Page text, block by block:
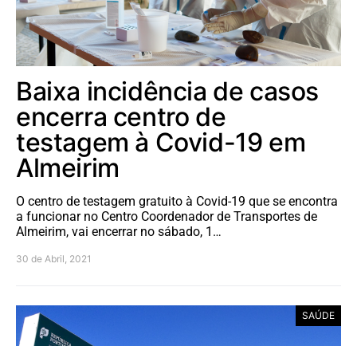
Baixa incidência de casos
encerra centro de
testagem à Covid-19 em
Almeirim
O centro de testagem gratuito à Covid-19 que se encontra
a funcionar no Centro Coordenador de Transportes de
Almeirim, vai encerrar no sábado, 1…
30 de Abril, 2021
SAÚDE